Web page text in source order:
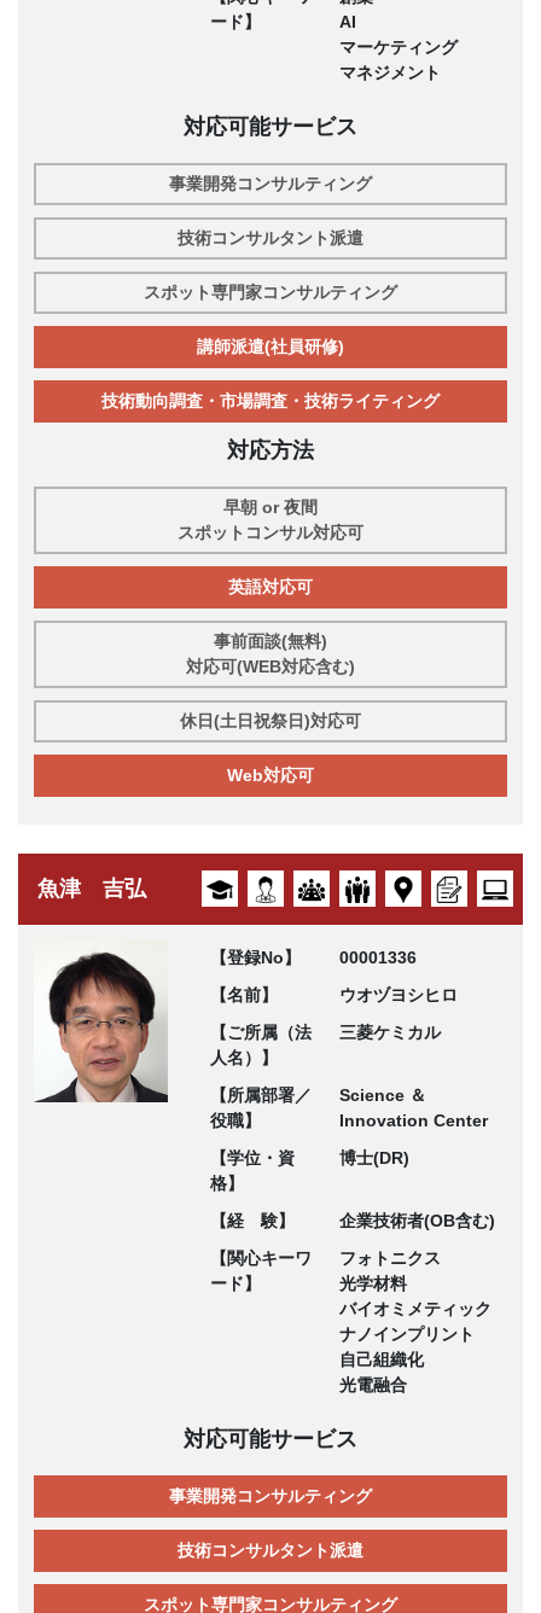
ード】
AI
マーケティング
マネジメント
対応可能サービス
事業開発コンサルティング
技術コンサルタント派遣
スポット専門家コンサルティング
講師派遣(社員研修)
技術動向調査・市場調査・技術ライティング
対応方法
早朝 or 夜間
スポットコンサル対応可
英語対応可
事前面談(無料)
対応可(WEB対応含む)
休日(土日祝祭日)対応可
Web対応可
魚津 吉弘
【登録No】
00001336
【名前】
ウオヅヨシヒロ
【ご所属（法
人名）】
三菱ケミカル
【所属部署／
役職】
Science ＆
Innovation Center
【学位・資
格】
博士(DR)
【経 験】
企業技術者(OB含む)
【関心キーワ
ード】
フォトニクス
光学材料
バイオミメティック
ナノインプリント
自己組織化
光電融合
対応可能サービス
事業開発コンサルティング
技術コンサルタント派遣
スポット専門家コンサルティング